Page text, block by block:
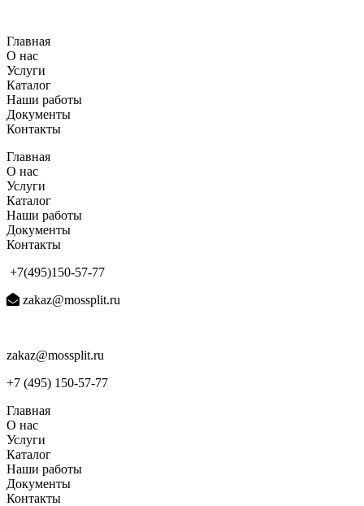
содержимому
Главная
О нас
Услуги
Каталог
Наши работы
Документы
Контакты
Главная
О нас
Услуги
Каталог
Наши работы
Документы
Контакты
+7(495)150-57-77
zakaz@mossplit.ru
zakaz@mossplit.ru
+7 (495) 150-57-77
Главная
О нас
Услуги
Каталог
Наши работы
Документы
Контакты